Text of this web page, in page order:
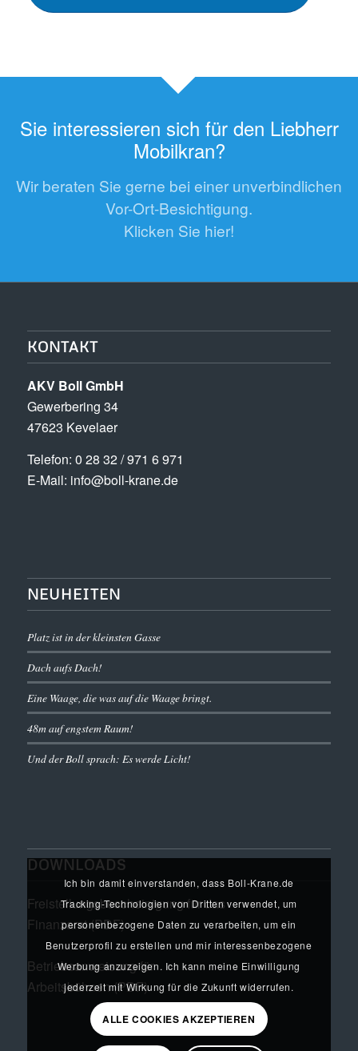
Sie interessieren sich für den Liebherr
Mobilkran?
Wir beraten Sie gerne bei einer unverbindlichen
Vor-Ort-Besichtigung.
Klicken Sie hier!
KONTAKT
AKV Boll GmbH
Gewerbering 34
47623 Kevelaer
Tele­fon: 0 28 32 / 971 6 971
E-Mail: info@boll-krane.de
NEUHEITEN
Platz ist in der kleinsten Gasse
Dach aufs Dach!
Eine Waage, die was auf die Waage bringt.
48m auf engstem Raum!
Und der Boll sprach: Es werde Licht!
DOWNLOADS
Freistellungsbescheinigung für das
Finanzamt (PDF)
Betriebsanweisung für
Arbeitsbühnen (PDF)
Ich bin damit einverstanden, dass Boll-Krane.de
Tracking-Technologien von Dritten verwendet, um
personenbezogene Daten zu verarbeiten, um ein
Benutzerprofil zu erstellen und mir interessenbezogene
Werbung anzuzeigen. Ich kann meine Einwilligung
jederzeit mit Wirkung für die Zukunft widerrufen.
ALLE COOKIES AKZEPTIEREN